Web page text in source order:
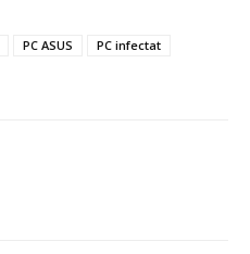
PC ASUS
PC infectat